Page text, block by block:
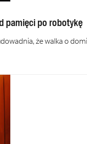
pamięci po robotykę
że walka o